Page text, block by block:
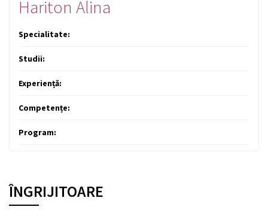
Hariton Alina
Specialitate:
Studii:
Experiență:
Competențe:
Program:
ÎNGRIJITOARE